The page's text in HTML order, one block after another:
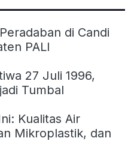
di Candi
PALI
27 Juli 1996,
Tumbal
Kualitas Air
Mikroplastik, dan